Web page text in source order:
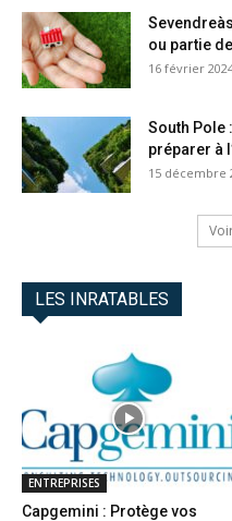
ou partie
16 février
South Pole
préparer à
15 décembre
LES INRATABLES
ENTREPRISES
Capgemini : Protège vos